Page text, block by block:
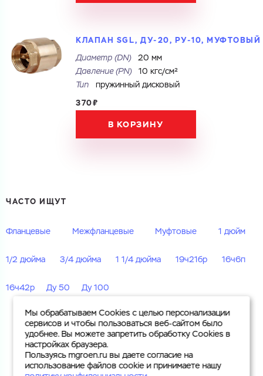
Cоглашаюсь на обработку персональных данных
ГОТОВО
ОТПРАВИТЬ
Файл с реквизитами огранизации (любой формат, макс. 20
МБ)
Cоглашаюсь на обработку персональных данных
КЛАПАН SGL, ДУ-20, РУ-10, МУФТОВЫЙ
Диаметр (DN)
20 мм
Давление (PN)
10 кгс/см²
Тип
пружинный дисковый
370₽
В КОРЗИНУ
ЧАСТО ИЩУТ
Фланцевые Межфланцевые Муфтовые 1 дюйм
1/2 дюйма 3/4 дюйма 1 1/4 дюйма 19ч21бр 16ч6п
16ч42р Ду 50 Ду 100
Мы обрабатываем Cookies с целью персонализации
сервисов и чтобы пользоваться веб-сайтом было
удобнее. Вы можете запретить обработку Cookies в
настройках браузера.
Пользуясь mgroen.ru вы даете согласие на
использование файлов cookie и принимаете нашу